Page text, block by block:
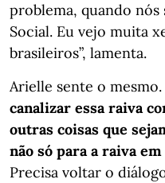
problema, quando nós
Social. Eu vejo muita
brasileiros”, lamenta.
Arielle sente o mesmo.
canalizar essa raiva
outras coisas que
não só para a raiva
Precisa voltar o